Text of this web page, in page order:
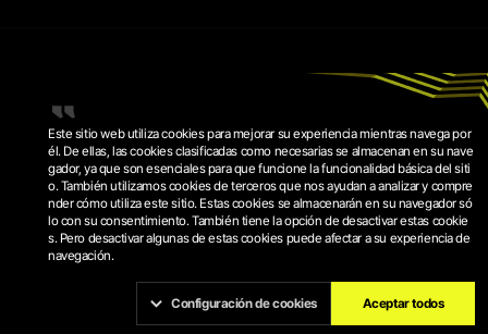
POLÌTICA DE PRIVACIDAD
TERMINOS DE SERVICIO
POLÍTICA DE COOKIES
CONFIGURACIÓN DE COOKIES
PUBG IS A REGISTERED TRADEMARK OR SERVICE MARK OFKRAFTON, INC.
Este sitio web utiliza cookies para mejorar su experiencia mientras navega por
él. De ellas, las cookies clasificadas como necesarias se almacenan en su nave
gador, ya que son esenciales para que funcione la funcionalidad básica del siti
o. También utilizamos cookies de terceros que nos ayudan a analizar y compre
nder cómo utiliza este sitio. Estas cookies se almacenarán en su navegador só
lo con su consentimiento. También tiene la opción de desactivar estas cookie
s. Pero desactivar algunas de estas cookies puede afectar a su experiencia de
navegación.
Configuración de cookies Aceptar todos